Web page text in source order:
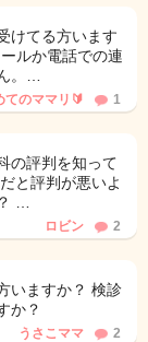
けてる方います
ルか電話での連
。…
てのママリ🔰 1
の評判を知って
と評判が悪いよ
…
ロビン 2
いますか？ 検診
か？
うさこママ 2